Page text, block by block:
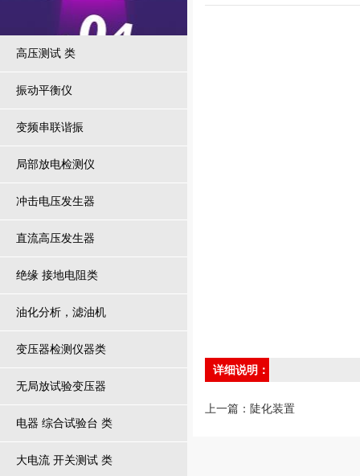
高压测试 类
振动平衡仪
变频串联谐振
局部放电检测仪
冲击电压发生器
直流高压发生器
绝缘 接地电阻类
油化分析，滤油机
变压器检测仪器类
无局放试验变压器
电器 综合试验台 类
大电流 开关测试 类
详细说明：
上一篇： 陡化装置